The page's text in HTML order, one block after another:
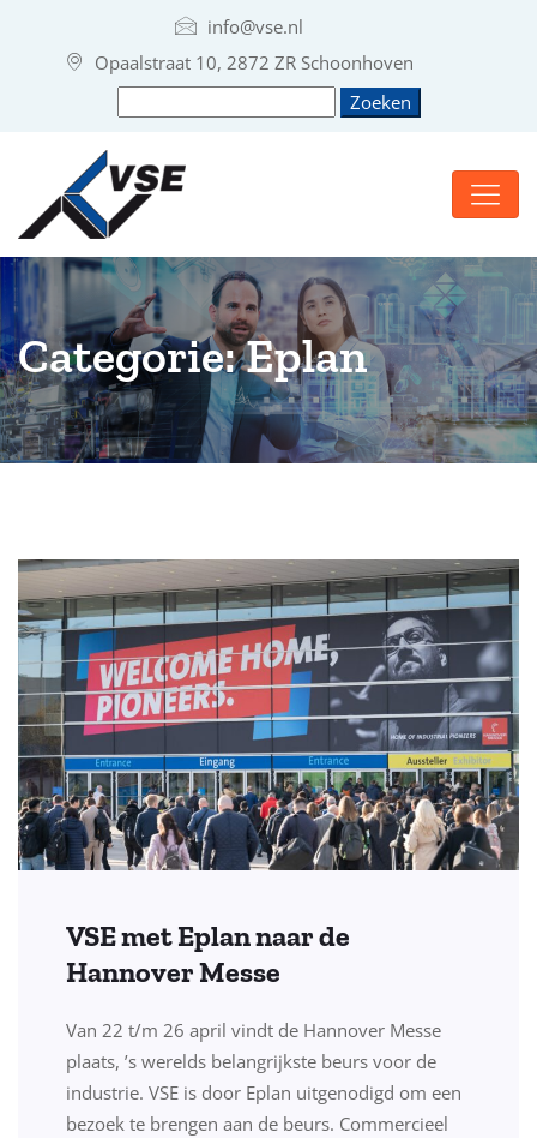
info@vse.nl
Opaalstraat 10, 2872 ZR Schoonhoven
Categorie:Eplan
VSE met Eplan naar de
Hannover Messe
Van 22 t/m 26 april vindt de Hannover Messe
plaats, ’s werelds belangrijkste beurs voor de
industrie. VSE is door Eplan uitgenodigd om een
bezoek te brengen aan de beurs. Commercieel